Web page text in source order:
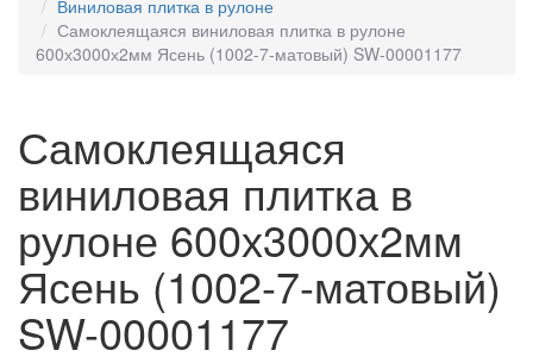
Виниловая плитка в рулоне
Самоклеящаяся виниловая плитка в рулоне
600х3000х2мм Ясень (1002-7-матовый) SW-00001177
Самоклеящаяся
виниловая плитка в
рулоне 600х3000х2мм
Ясень (1002-7-матовый)
SW-00001177